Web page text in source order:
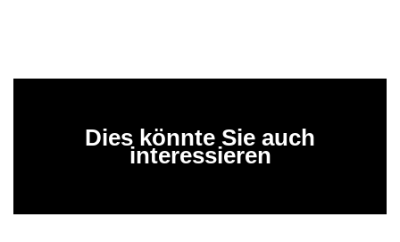
Dies könnte Sie auch
interessieren